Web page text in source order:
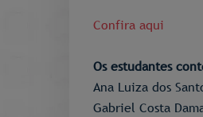
Confira aqui
Os estudantes
Ana Luiza dos
Gabriel Costa